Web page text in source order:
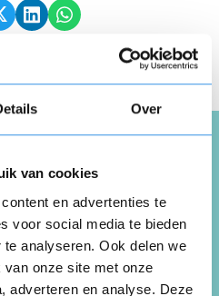
Over
van cookies
en advertenties te
voor social media te bieden
analyseren. Ook delen we
onze site met onze
adverteren en analyse. Deze
over
review